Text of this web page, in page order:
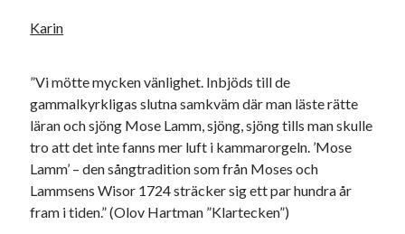
Karin
”Vi mötte mycken vänlighet. Inbjöds till de
gammalkyrkligas slutna samkväm där man läste rätte
läran och sjöng Mose Lamm, sjöng, sjöng tills man skulle
tro att det inte fanns mer luft i kammarorgeln. ’Mose
Lamm’ – den sångtradition som från Moses och
Lammsens Wisor 1724 sträcker sig ett par hundra år
fram i tiden.” (Olov Hartman ”Klartecken”)